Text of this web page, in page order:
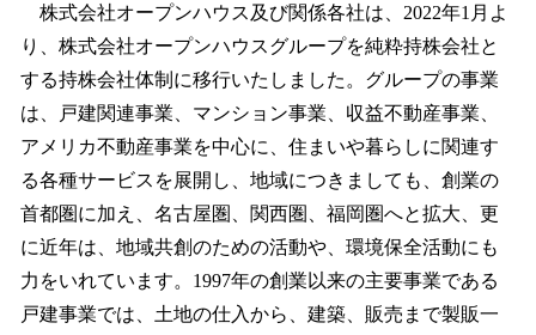
株式会社オープンハウス及び関係各社は、2022年1月よ
り、株式会社オープンハウスグループを純粋持株会社と
する持株会社体制に移行いたしました。グループの事業
は、戸建関連事業、マンション事業、収益不動産事業、
アメリカ不動産事業を中心に、住まいや暮らしに関連す
る各種サービスを展開し、地域につきましても、創業の
首都圏に加え、名古屋圏、関西圏、福岡圏へと拡大、更
に近年は、地域共創のための活動や、環境保全活動にも
力をいれています。1997年の創業以来の主要事業である
戸建事業では、土地の仕入から、建築、販売まで製販一